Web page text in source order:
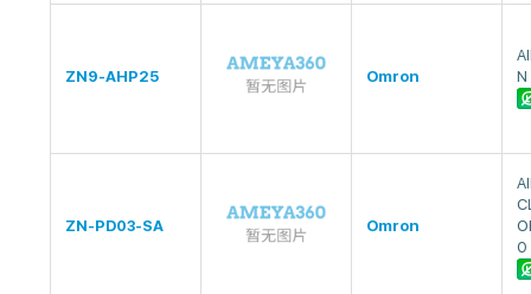
ZN9-AHP25 Omron
N
ZN-PD03-SA Omron
0